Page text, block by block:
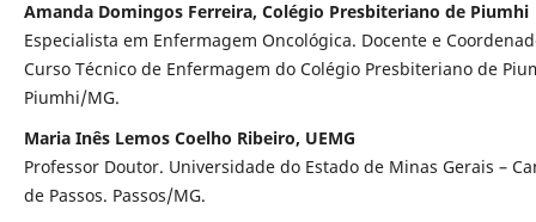
Amanda Domingos Ferreira, Colégio Presbiteriano de Piumhi
Especialista em Enfermagem Oncológica. Docente e
Curso Técnico de Enfermagem do Colégio Presbiteriano de
Piumhi/MG.
Maria Inês Lemos Coelho Ribeiro, UEMG
Professor Doutor. Universidade do Estado de Minas Gerais –
de Passos. Passos/MG.